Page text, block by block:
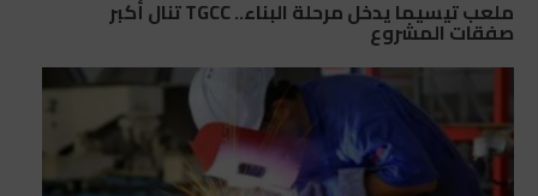
ملعب تيسيما يدخل مرحلة البناء.. TGCC تنال أكبر
صفقات المشروع